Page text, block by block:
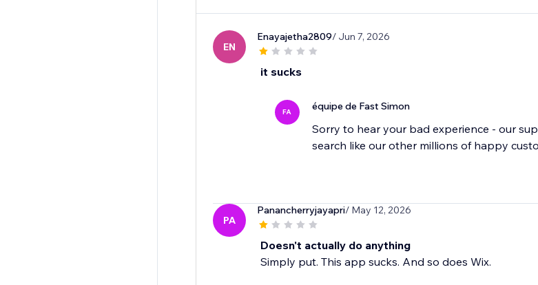
EN
Enayajetha2809/ Jun 7, 2026
it sucks
FA équipe de Fast Simon
Sorry to hear your bad experience - our
PA
Panancherryjayapri/ May 12, 2026
Doesn't actually do anything
Simply put. This app sucks. And so does Wix.